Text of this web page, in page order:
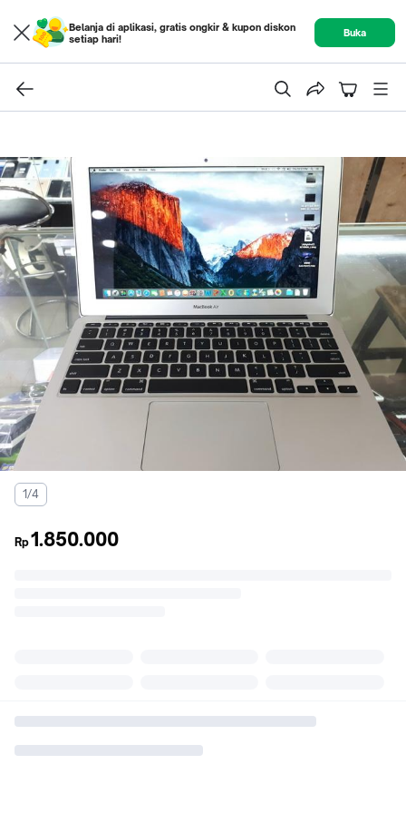
Belanja di aplikasi, gratis ongkir & kupon diskon
setiap hari!
Buka
1/4
Rp1.850.000